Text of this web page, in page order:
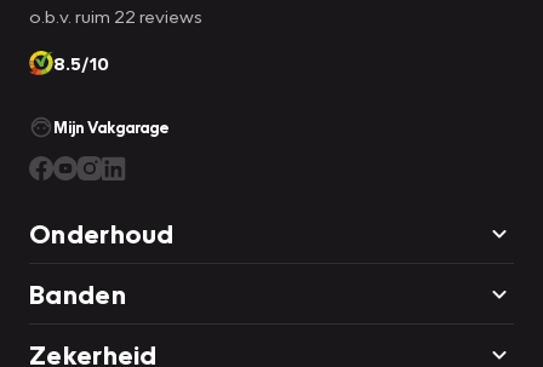
o.b.v. ruim 22 reviews
8.5/10
Mijn Vakgarage
Onderhoud
Banden
Zekerheid